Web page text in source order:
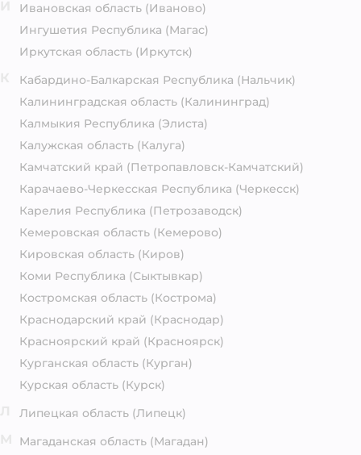
Ивановская область (Иваново)
Ингушетия Республика (Магас)
Иркутская область (Иркутск)
Кабардино-Балкарская Республика (Нальчик)
Калининградская область (Калининград)
Калмыкия Республика (Элиста)
Калужская область (Калуга)
Камчатский край (Петропавловск-Камчатский)
Карачаево-Черкесская Республика (Черкесск)
Карелия Республика (Петрозаводск)
Кемеровская область (Кемерово)
Кировская область (Киров)
Коми Республика (Сыктывкар)
Костромская область (Кострома)
Краснодарский край (Краснодар)
Красноярский край (Красноярск)
Курганская область (Курган)
Курская область (Курск)
Липецкая область (Липецк)
Магаданская область (Магадан)